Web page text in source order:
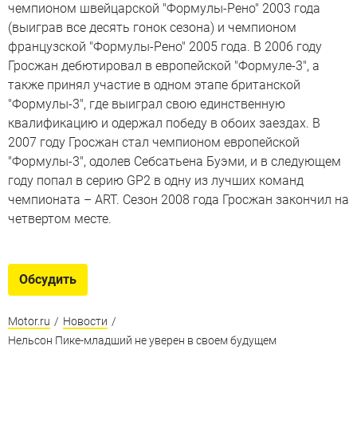
чемпионом швейцарской "Формулы-Рено" 2003 года
(выиграв все десять гонок сезона) и чемпионом
французской "Формулы-Рено" 2005 года. В 2006 году
Гросжан дебютировал в европейской "Формуле-3", а
также принял участие в одном этапе британской
"Формулы-3", где выиграл свою единственную
квалификацию и одержал победу в обоих заездах. В
2007 году Гросжан стал чемпионом европейской
"Формулы-3", одолев Себсатьена Буэми, и в следующем
году попал в серию GP2 в одну из лучших команд
чемпионата – ART. Сезон 2008 года Гросжан закончил на
четвертом месте.
Обсудить
Motor.ru / Новости /
Нельсон Пике-младший не уверен в своем будущем